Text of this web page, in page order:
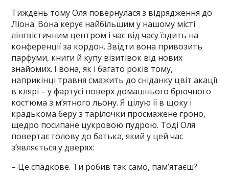
Тиждень тому Оля повернулася з відрядження до
Ліона. Вона керує найбільшим у нашому місті
лінгвістичним центром і час від часу їздить на
конференції за кордон. Звідти вона привозить
парфуми, книги й купу візитівок від нових
знайомих. І вона, як і багато років тому,
наприкінці травня смажить до сніданку цвіт акації
в клярі – у фартусі поверх домашнього брючного
костюма з м’ятного льону. Я цілую її в щоку і
крадькома беру з тарілочки просмажене гроно,
щедро посипане цукровою пудрою. Тоді Оля
повертає голову до батька, який у цей час
з’являється у дверях:
– Це спадкове. Ти робив так само, пам’ятаєш?